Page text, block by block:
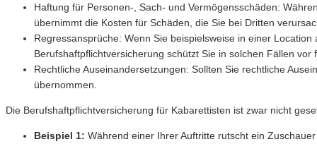
Haftung für Personen-, Sach- und Vermögensschäden:
übernimmt die Kosten für Schäden, die Sie bei Dritten
Regressansprüche: Wenn Sie beispielsweise in einer
Berufshaftpflichtversicherung schützt Sie in solchen Fällen vor
Rechtliche Auseinandersetzungen: Sollten Sie rechtliche
übernommen.
Die Berufshaftpflichtversicherung für Kabarettisten ist zwar nicht
Beispiel 1: Während einer Ihrer Auftritte rutscht ein